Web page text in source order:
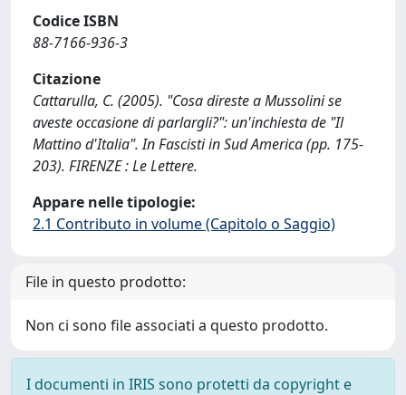
Codice ISBN
88-7166-936-3
Citazione
Cattarulla, C. (2005). "Cosa direste a Mussolini se
aveste occasione di parlargli?": un'inchiesta de "Il
Mattino d'Italia". In Fascisti in Sud America (pp. 175-
203). FIRENZE : Le Lettere.
Appare nelle tipologie:
2.1 Contributo in volume (Capitolo o Saggio)
File in questo prodotto:
Non ci sono file associati a questo prodotto.
I documenti in IRIS sono protetti da copyright e